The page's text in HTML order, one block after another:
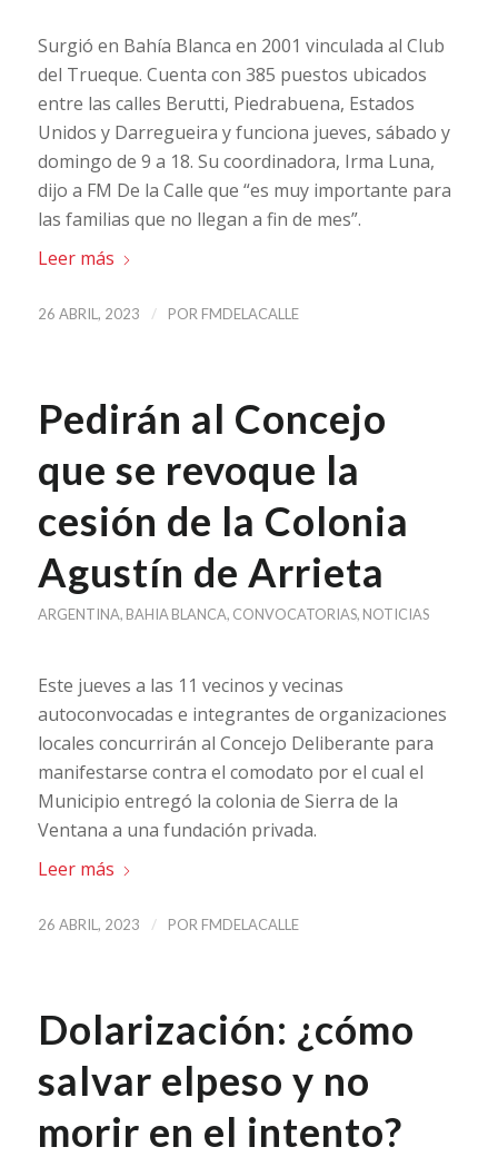
Surgió en Bahía Blanca en 2001 vinculada al Club
del Trueque. Cuenta con 385 puestos ubicados
entre las calles Berutti, Piedrabuena, Estados
Unidos y Darregueira y funciona jueves, sábado y
domingo de 9 a 18. Su coordinadora, Irma Luna,
dijo a FM De la Calle que “es muy importante para
las familias que no llegan a fin de mes”.
Leer más
26 ABRIL, 2023 / POR FMDELACALLE
Pedirán al Concejo
que se revoque la
cesión de la Colonia
Agustín de Arrieta
ARGENTINA, BAHIA BLANCA, CONVOCATORIAS, NOTICIAS
Este jueves a las 11 vecinos y vecinas
autoconvocadas e integrantes de organizaciones
locales concurrirán al Concejo Deliberante para
manifestarse contra el comodato por el cual el
Municipio entregó la colonia de Sierra de la
Ventana a una fundación privada.
Leer más
26 ABRIL, 2023 / POR FMDELACALLE
Dolarización: ¿cómo
salvar elpeso y no
morir en el intento?